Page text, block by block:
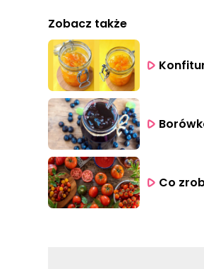
Zobacz także
Co